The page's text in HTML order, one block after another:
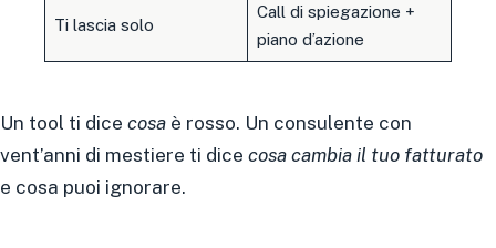
Ti lascia solo
Call di spiegazione +
piano d’azione
Un tool ti dice cosa è rosso. Un consulente con
vent’anni di mestiere ti dice cosa cambia il tuo fatturato
e cosa puoi ignorare.